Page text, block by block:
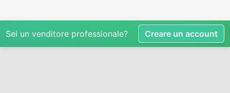
Sei un venditore professionale? Creare un account